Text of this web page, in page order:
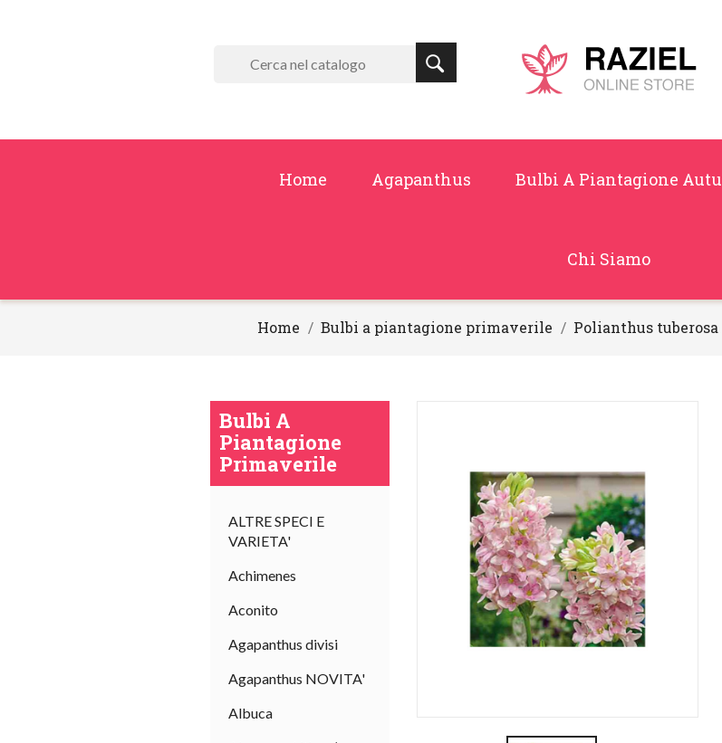
Home Agapanthus Bulbi A Piantagione
Chi Siamo
Home Bulbi a piantagione primaverile Polianthus tuberosa
Bulbi A
Piantagione
Primaverile
ALTRE SPECI E
VARIETA'
Achimenes
Aconito
Agapanthus divisi
Agapanthus NOVITA'
Albuca